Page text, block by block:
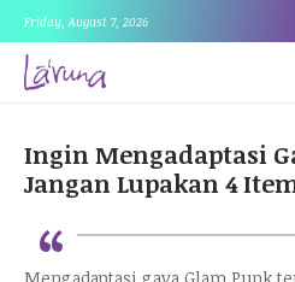
Friday, August 7, 2026
Ingin Mengadaptasi
Jangan Lupakan 4
“